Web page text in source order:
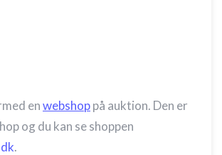
enwebshoppå auktion. Den er
og du kan se shoppen
.